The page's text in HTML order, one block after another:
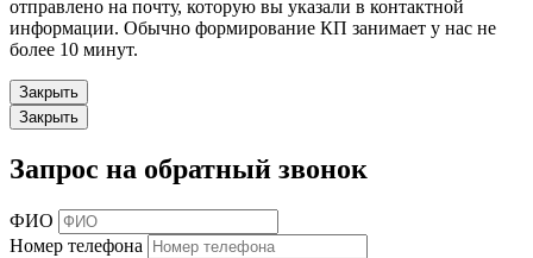
отправлено на почту, которую вы указали в контактной
информации. Обычно формирование КП занимает у нас не
более 10 минут.
Закрыть
Закрыть
Запрос на обратный звонок
ФИО
Номер телефона